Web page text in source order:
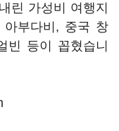
린 가성비 여행지
아부다비, 중국 창
빈 등이 꼽혔습니